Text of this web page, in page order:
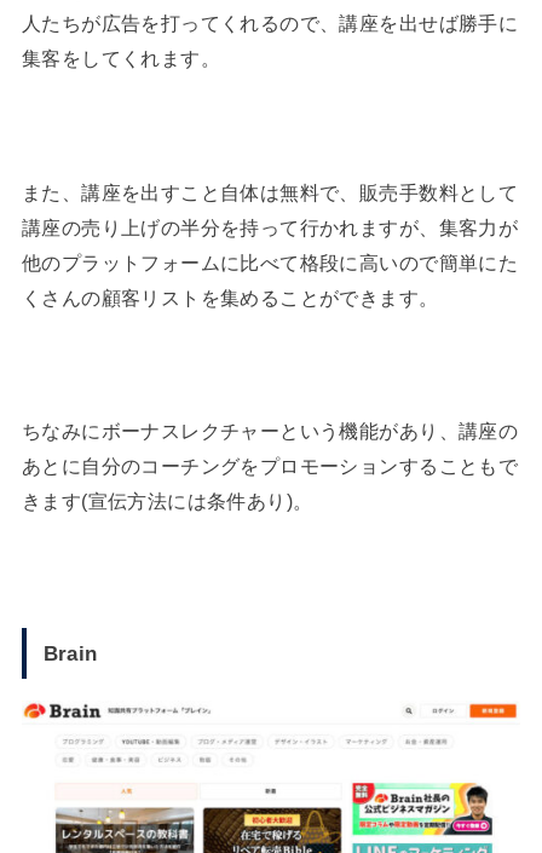
人たちが広告を打ってくれるので、講座を出せば勝手に
集客をしてくれます。
また、講座を出すこと自体は無料で、販売手数料として
講座の売り上げの半分を持って行かれますが、集客力が
他のプラットフォームに比べて格段に高いので簡単にた
くさんの顧客リストを集めることができます。
ちなみにボーナスレクチャーという機能があり、講座の
あとに自分のコーチングをプロモーションすることもで
きます(宣伝方法には条件あり)。
Brain